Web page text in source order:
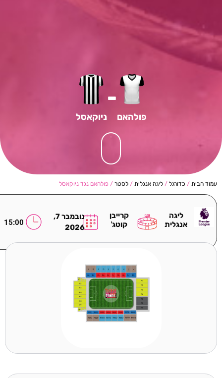
פולהאם
-
ניוקאסל
עמוד הבית / כדורגל / ליגה אנגלית / לסטר / פולהאם נגד ניוקאסל
ליגה
אנגלית
קרייבן
קוטג'
נובמבר 7,
2026
15:00